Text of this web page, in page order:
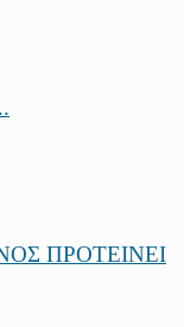
ΠΡΟΤΕΙΝΕΙ